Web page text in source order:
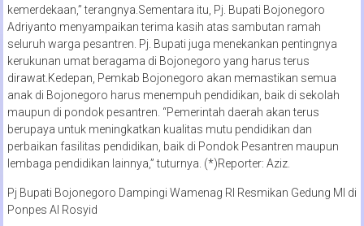
kemerdekaan,” terangnya.Sementara itu, Pj. Bupati Bojonegoro
Adriyanto menyampaikan terima kasih atas sambutan ramah
seluruh warga pesantren. Pj. Bupati juga menekankan pentingnya
kerukunan umat beragama di Bojonegoro yang harus terus
dirawat.Kedepan, Pemkab Bojonegoro akan memastikan semua
anak di Bojonegoro harus menempuh pendidikan, baik di sekolah
maupun di pondok pesantren. “Pemerintah daerah akan terus
berupaya untuk meningkatkan kualitas mutu pendidikan dan
perbaikan fasilitas pendidikan, baik di Pondok Pesantren maupun
lembaga pendidikan lainnya,” tuturnya. (*)Reporter: Aziz.
Pj Bupati Bojonegoro Dampingi Wamenag RI Resmikan Gedung MI di
Ponpes Al Rosyid